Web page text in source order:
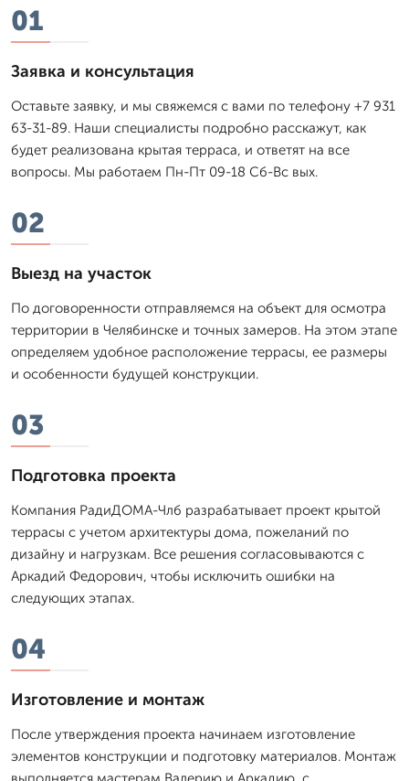
01
Заявка и консультация
Оставьте заявку, и мы свяжемся с вами по телефону +7 931
63-31-89. Наши специалисты подробно расскажут, как
будет реализована крытая терраса, и ответят на все
вопросы. Мы работаем Пн-Пт 09-18 Сб-Вс вых.
02
Выезд на участок
По договоренности отправляемся на объект для осмотра
территории в Челябинске и точных замеров. На этом этапе
определяем удобное расположение террасы, ее размеры
и особенности будущей конструкции.
03
Подготовка проекта
Компания РадиДОМА-Члб разрабатывает проект крытой
террасы с учетом архитектуры дома, пожеланий по
дизайну и нагрузкам. Все решения согласовываются с
Аркадий Федорович, чтобы исключить ошибки на
следующих этапах.
04
Изготовление и монтаж
После утверждения проекта начинаем изготовление
элементов конструкции и подготовку материалов. Монтаж